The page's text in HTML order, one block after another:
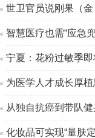
世卫官员说刚果（
智慧医疗也需“应急
宁夏：花粉过敏季
为医学人才成长厚植
从独自抗癌到带队
化妆品可实现“量肤